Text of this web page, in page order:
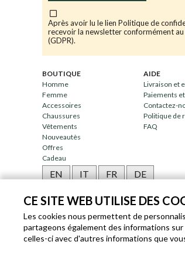
CE SITE WEB UTILISE DES
Les cookies nous permettent de
partageons également des informations
celles-ci avec d'autres informations que
Après avoir lu le lien Politique de
recevoir la newsletter conformément
(GDPR).
BOUTIQUE
Homme
Femme
Accessoires
Chaussures
Vêtements
Nouveautès
Offres
Cadeau
AIDE
Livraison et
Paiements
Contactez-
Politique de
FAQ
EN IT FR DE